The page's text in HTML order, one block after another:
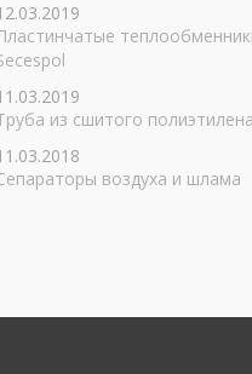
из сшитого
воздуха и шлама